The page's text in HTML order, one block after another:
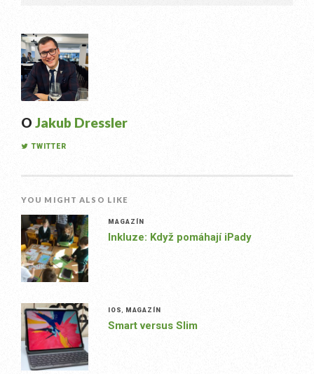
O Jakub Dressler
TWITTER
YOU MIGHT ALSO LIKE
MAGAZÍN
Inkluze: Když pomáhají iPady
IOS MAGAZÍN
Smart versus Slim